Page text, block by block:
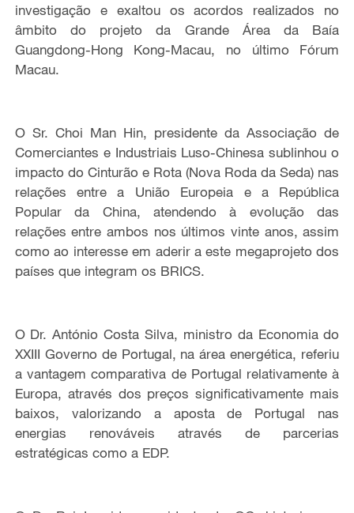
investigação e exaltou os acordos realizados no
âmbito do projeto da Grande Área da Baía
Guangdong-Hong Kong-Macau, no último Fórum
Macau.
O Sr. Choi Man Hin, presidente da Associação de
Comerciantes e Industriais Luso-Chinesa sublinhou o
impacto do Cinturão e Rota (Nova Roda da Seda) nas
relações entre a União Europeia e a República
Popular da China, atendendo à evolução das
relações entre ambos nos últimos vinte anos, assim
como ao interesse em aderir a este megaprojeto dos
países que integram os BRICS.
O Dr. António Costa Silva, ministro da Economia do
XXIII Governo de Portugal, na área energética, referiu
a vantagem comparativa de Portugal relativamente à
Europa, através dos preços significativamente mais
baixos, valorizando a aposta de Portugal nas
energias renováveis através de parcerias
estratégicas como a EDP.